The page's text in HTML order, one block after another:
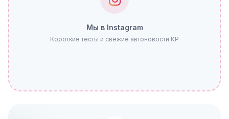
Мы в Instagram
Короткие тесты и свежие автоновости КР